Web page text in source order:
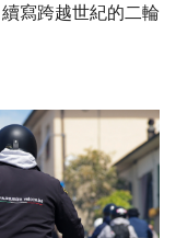
寫跨越世紀的二輪